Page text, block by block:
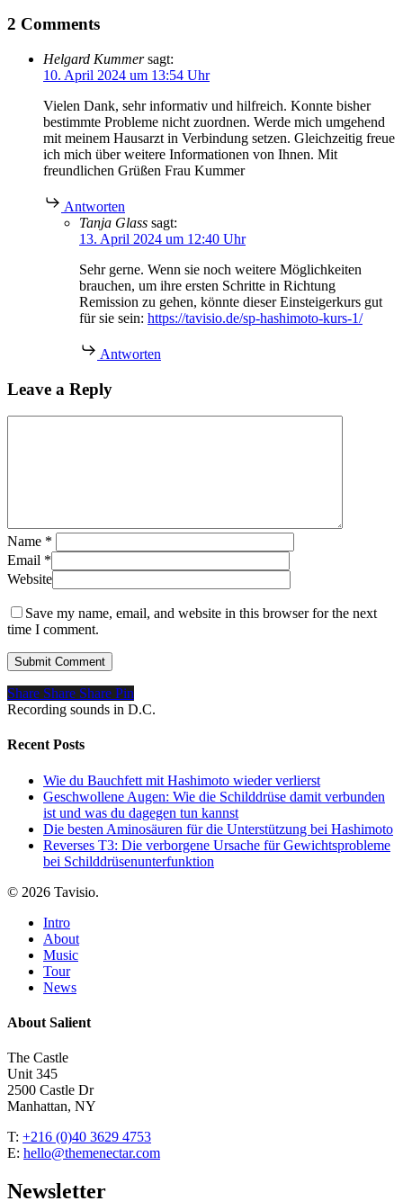
2 Comments
Helgard Kummer sagt:
10. April 2024 um 13:54 Uhr
Vielen Dank, sehr informativ und hilfreich. Konnte bisher
bestimmte Probleme nicht zuordnen. Werde mich umgehend
mit meinem Hausarzt in Verbindung setzen. Gleichzeitig freue
ich mich über weitere Informationen von Ihnen. Mit
freundlichen Grüßen Frau Kummer
Antworten
Tanja Glass sagt:
13. April 2024 um 12:40 Uhr
Sehr gerne. Wenn sie noch weitere Möglichkeiten
brauchen, um ihre ersten Schritte in Richtung
Remission zu gehen, könnte dieser Einsteigerkurs gut
für sie sein: https://tavisio.de/sp-hashimoto-kurs-1/
Antworten
Leave a Reply
Name *
Email *
Website
Save my name, email, and website in this browser for the next
time I comment.
Share Share Share Pin
Recording sounds in D.C.
Recent Posts
Wie du Bauchfett mit Hashimoto wieder verlierst
Geschwollene Augen: Wie die Schilddrüse damit verbunden
ist und was du dagegen tun kannst
Die besten Aminosäuren für die Unterstützung bei Hashimoto
Reverses T3: Die verborgene Ursache für Gewichtsprobleme
bei Schilddrüsenunterfunktion
© 2026 Tavisio.
Close
Menu
Intro
About
Music
Tour
News
About Salient
The Castle
Unit 345
2500 Castle Dr
Manhattan, NY
T: +216 (0)40 3629 4753
E: hello@themenectar.com
Newsletter